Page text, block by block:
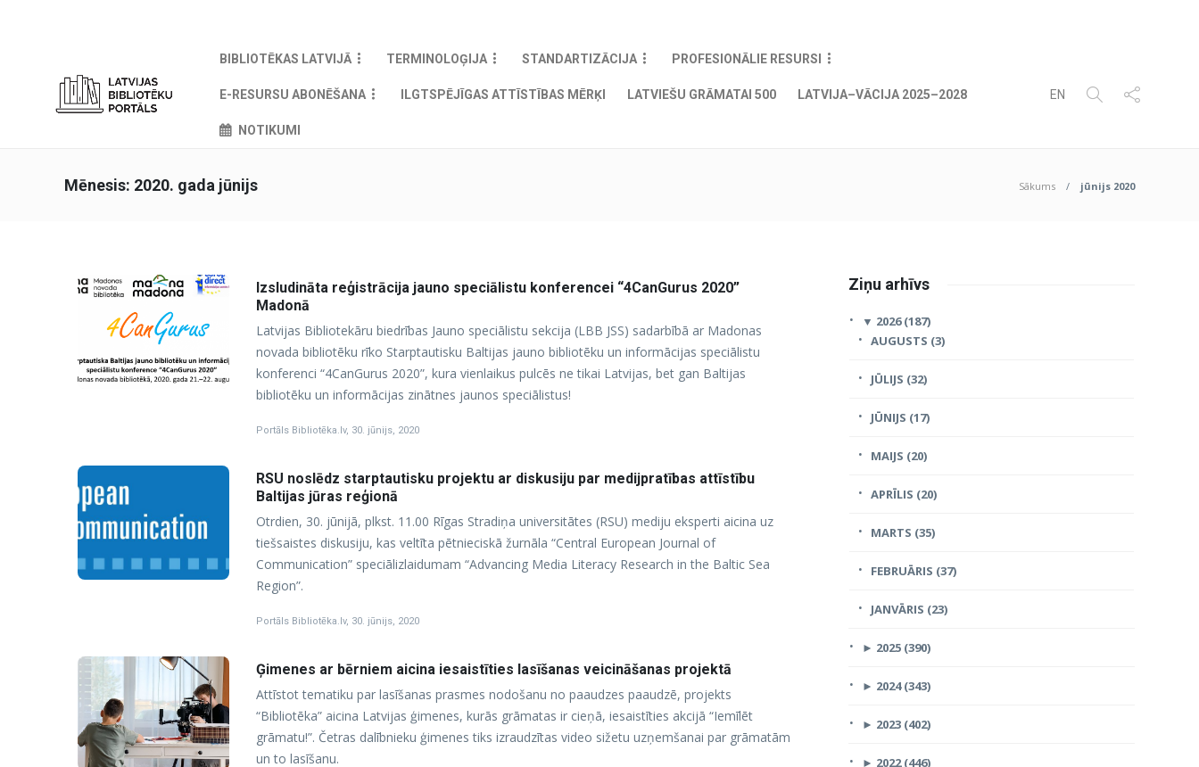
BIBLIOTĒKAS LATVIJĀ TERMINOLOĢIJA STANDARTIZĀCIJA PROFESIONĀLIE RESURSI
E-RESURSU ABONĒŠANA ILGTSPĒJĪGAS ATTĪSTĪBAS MĒRĶI LATVIEŠU GRĀMATAI 500 LATVIJA–VĀCIJA 2025–2028
NOTIKUMI
EN
Mēnesis: 2020. gada jūnijs Sākums jūnijs 2020
Izsludināta reģistrācija jauno speciālistu konferencei “4CanGurus 2020”
Madonā
Latvijas Bibliotekāru biedrības Jauno speciālistu sekcija (LBB JSS) sadarbībā ar Madonas
novada bibliotēku rīko Starptautisku Baltijas jauno bibliotēku un informācijas speciālistu
konferenci “4CanGurus 2020”, kura vienlaikus pulcēs ne tikai Latvijas, bet gan Baltijas
bibliotēku un informācijas zinātnes jaunos speciālistus!
Portāls Bibliotēka.lv, 30. jūnijs, 2020
RSU noslēdz starptautisku projektu ar diskusiju par medijpratības attīstību
Baltijas jūras reģionā
Otrdien, 30. jūnijā, plkst. 11.00 Rīgas Stradiņa universitātes (RSU) mediju eksperti aicina uz
tiešsaistes diskusiju, kas veltīta pētnieciskā žurnāla “Central European Journal of
Communication” speciālizlaidumam “Advancing Media Literacy Research in the Baltic Sea
Region”.
Portāls Bibliotēka.lv, 30. jūnijs, 2020
Ģimenes ar bērniem aicina iesaistīties lasīšanas veicināšanas projektā
Attīstot tematiku par lasīšanas prasmes nodošanu no paaudzes paaudzē, projekts
“Bibliotēka” aicina Latvijas ģimenes, kurās grāmatas ir cieņā, iesaistīties akcijā “Iemīlēt
grāmatu!”. Četras dalībnieku ģimenes tiks izraudzītas video sižetu uzņemšanai par grāmatām
un to lasīšanu.
Ziņu arhīvs
▼ 2026 (187)
AUGUSTS (3)
JŪLIJS (32)
JŪNIJS (17)
MAIJS (20)
APRĪLIS (20)
MARTS (35)
FEBRUĀRIS (37)
JANVĀRIS (23)
► 2025 (390)
► 2024 (343)
► 2023 (402)
► 2022 (446)